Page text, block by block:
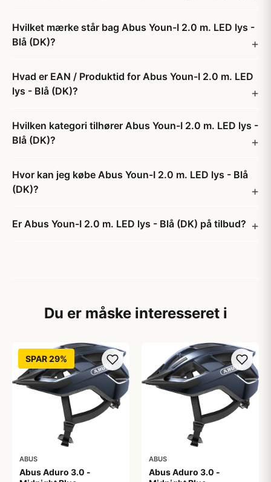
Hvilket mærke står bag Abus Youn-I 2.0 m. LED lys -
Blå (DK)?
Hvad er EAN / Produktid for Abus Youn-I 2.0 m. LED
lys - Blå (DK)?
Hvilken kategori tilhører Abus Youn-I 2.0 m. LED lys -
Blå (DK)?
Hvor kan jeg købe Abus Youn-I 2.0 m. LED lys - Blå
(DK)?
Er Abus Youn-I 2.0 m. LED lys - Blå (DK) på tilbud?
Du er måske interesseret i
SPAR 29%
ABUS
Abus Aduro 3.0 -
ABUS
Abus Aduro 3.0 -